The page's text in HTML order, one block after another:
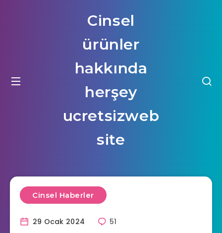
Cinsel
ürünler
hakkında
herşey
ucretsizweb
site
Cinsel Haberler
29 Ocak 2024 51